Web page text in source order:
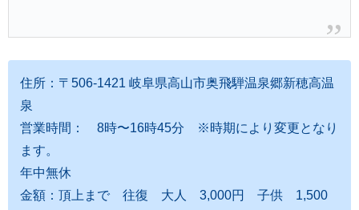
住所：〒506-1421 岐阜県高山市奥飛騨温泉郷新穂高温
泉
営業時間： 8時〜16時45分 ※時期により変更となり
ます。
年中無休
金額：頂上まで 往復 大人 3,000円 子供 1,500